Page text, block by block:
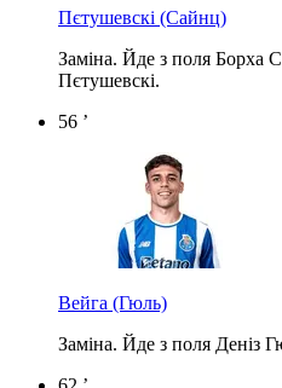
Пєтушевскі (Сайнц)
Заміна. Йде з поля Борха
Пєтушевскі.
56 ’
Вейга (Гюль)
Заміна. Йде з поля Деніз